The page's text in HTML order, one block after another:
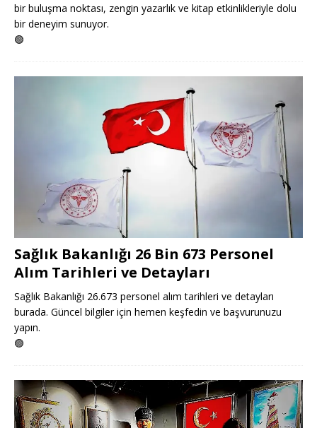
bir buluşma noktası, zengin yazarlık ve kitap etkinlikleriyle dolu
bir deneyim sunuyor.
🟢
Sağlık Bakanlığı 26 Bin 673 Personel
Alım Tarihleri ve Detayları
Sağlık Bakanlığı 26.673 personel alım tarihleri ve detayları
burada. Güncel bilgiler için hemen keşfedin ve başvurunuzu
yapın.
🟢